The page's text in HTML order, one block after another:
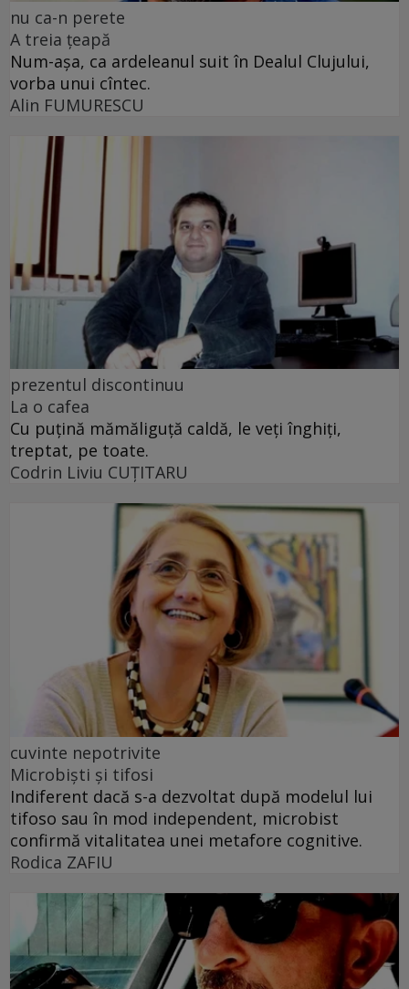
nu ca-n perete
A treia țeapă
Num-așa, ca ardeleanul suit în Dealul Clujului,
vorba unui cîntec.
Alin FUMURESCU
prezentul discontinuu
La o cafea
Cu puţină mămăliguţă caldă, le veţi înghiţi,
treptat, pe toate.
Codrin Liviu CUŢITARU
cuvinte nepotrivite
Microbiști și tifosi
Indiferent dacă s-a dezvoltat după modelul lui
tifoso sau în mod independent, microbist
confirmă vitalitatea unei metafore cognitive.
Rodica ZAFIU